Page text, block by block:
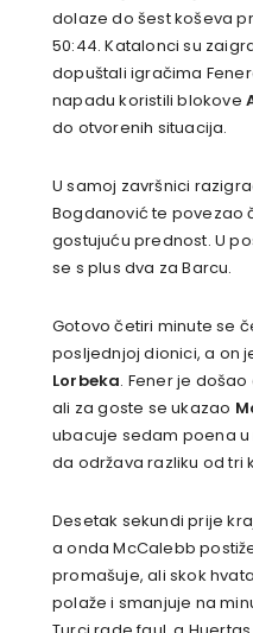
dolaze do šest koševa
50:44. Katalonci su
dopuštali igračima
napadu koristili blokove
do otvorenih situacija.
U samoj završnici
Bogdanović te povezao
gostujuću prednost. U
se s plus dva za Barcu.
Gotovo četiri minute se
posljednjoj dionici, a on
Lorbeka. Fener je
ali za goste se ukazao
ubacuje sedam poena
da održava razliku od tri
Desetak sekundi prije
a onda McCalebb
promašuje, ali skok
polaže i smanjuje na